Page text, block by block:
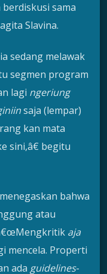
sama
Slavina.
sedang melawak
segmen program
lagi ngeriung
saja (lempar)
kan mata
sini,â€ begitu
bahwa
atau
aja
mencela. Properti
ada guidelines-